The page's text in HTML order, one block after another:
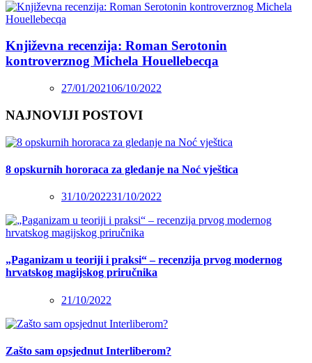
Književna recenzija: Roman Serotonin
kontroverznog Michela Houellebecqa
27/01/202106/10/2022
NAJNOVIJI POSTOVI
8 opskurnih hororaca za gledanje na Noć vještica
31/10/202231/10/2022
„Paganizam u teoriji i praksi“ – recenzija prvog modernog
hrvatskog magijskog priručnika
21/10/2022
Zašto sam opsjednut Interliberom?